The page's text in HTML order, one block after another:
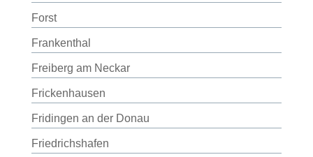
Forst
Frankenthal
Freiberg am Neckar
Frickenhausen
Fridingen an der Donau
Friedrichshafen